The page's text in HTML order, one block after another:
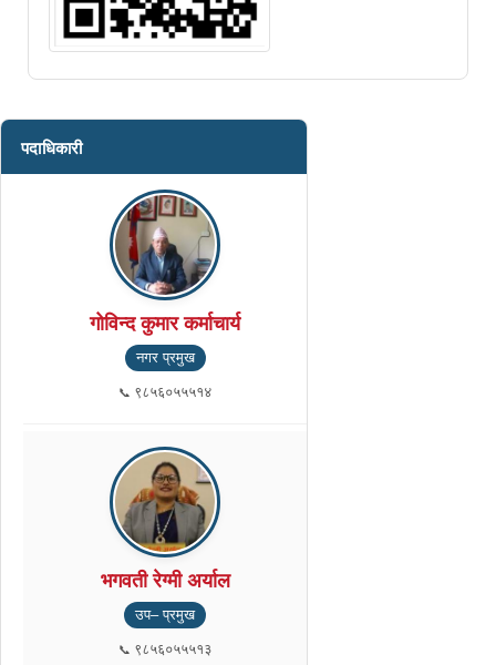
पदाधिकारी
गोविन्द कुमार कर्माचार्य
नगर प्रमुख
९८५६०५५५१४
भगवती रेग्मी अर्याल
उप– प्रमुख
९८५६०५५५१३